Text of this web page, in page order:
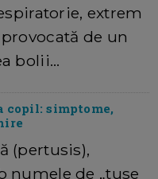
extrem
de un
bolii…
copil: simptome,
(pertusis),
numele de „tuse